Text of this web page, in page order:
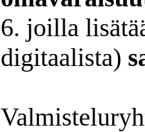
6. joilla
digitaalista)